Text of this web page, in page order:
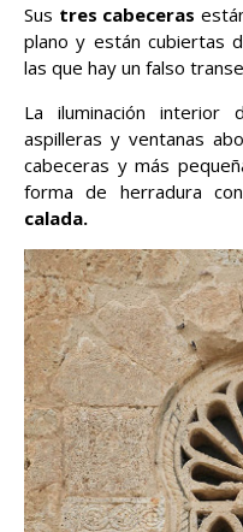
Sus tres cabeceras
plano y están cubiertas
las que hay un falso
La iluminación
aspilleras y ventanas
cabeceras y más
forma de herradura con
calada.